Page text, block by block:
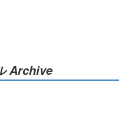
Archive